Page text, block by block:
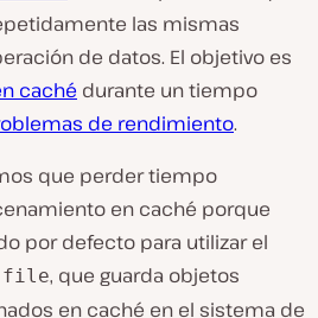
las mismas
de datos. El objetivo es
caché durante un tiempo
de rendimiento.
que perder tiempo
en caché porque
por defecto para utilizar el
file, que guarda objetos
en caché en el sistema de